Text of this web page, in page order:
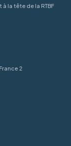
la tête de la RTBF
2